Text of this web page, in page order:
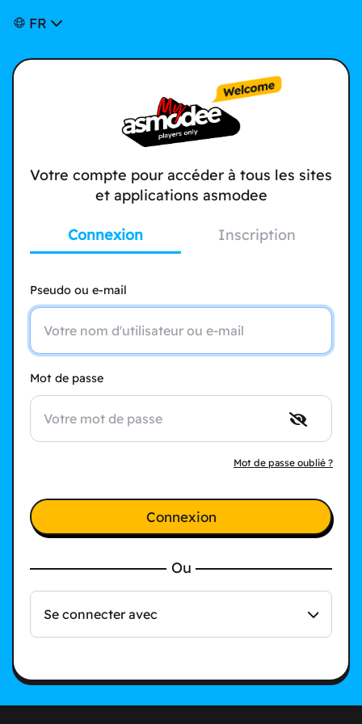
FR
Votre compte pour accéder à tous les sites
et applications asmodee
Connexion Inscription
Pseudo ou e-mail
Mot de passe
Mot de passe oublié ?
Connexion
Ou
Se connecter avec